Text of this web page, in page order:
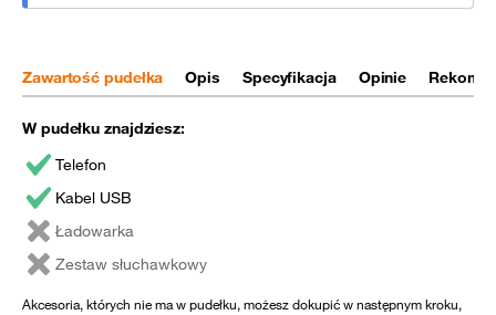
Zawartość pudełka Opis Specyfikacja Opinie
W pudełku znajdziesz:
Telefon
Kabel USB
Ładowarka
Zestaw słuchawkowy
Akcesoria, których nie ma w pudełku, możesz dokupić w następnym kroku,